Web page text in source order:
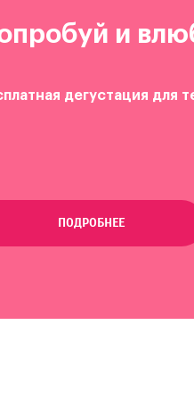
и
дегустация для
ПОДРОБНЕЕ